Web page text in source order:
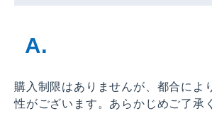
購入制限はありませんが、都合によ
性がございます。あらかじめご了承